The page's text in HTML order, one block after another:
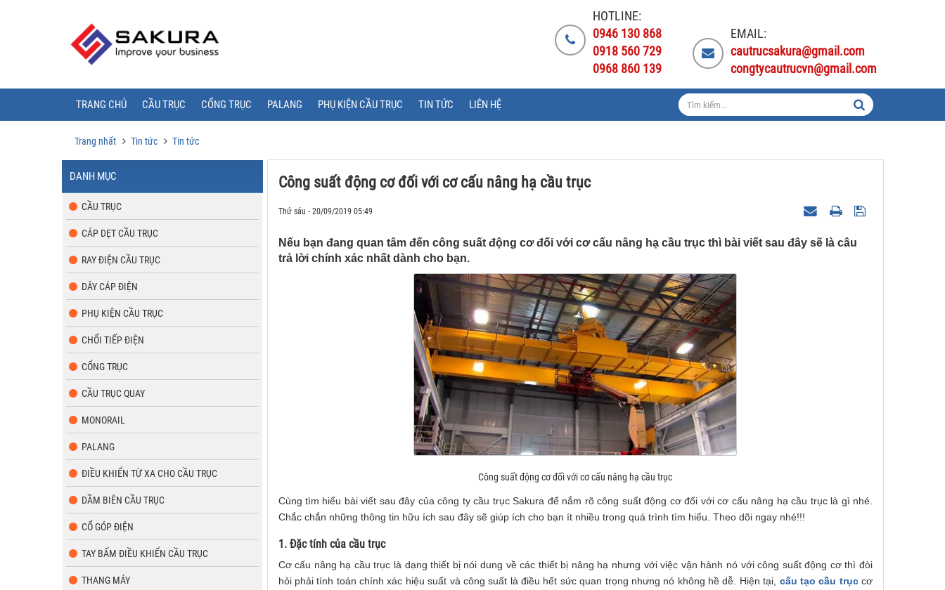
HOTLINE:
0946 130 868
0918 560 729
0968 860 139
EMAIL:
cautrucsakura@gmail.com
congtycautrucvn@gmail.com
TRANG CHỦ CẦU TRỤC CỔNG TRỤC PALANG PHỤ KIỆN CẦU TRỤC TIN TỨC LIÊN HỆ
Trang nhất Tin tức Tin tức
Công suất động cơ đối với cơ cấu nâng hạ cầu trục
Thứ sáu - 20/09/2019 05:49
Nếu bạn đang quan tâm đến công suất động cơ đối với cơ cấu nâng hạ cầu trục thì bài viết sau đây sẽ là câu
trả lời chính xác nhất dành cho bạn.
Công suất động cơ đối với cơ cấu nâng hạ cầu trục
Cùng tìm hiểu bài viết sau đây của công ty cầu trục Sakura để nắm rõ công suất động cơ đối với cơ cấu nâng hạ cầu trục là gì nhé.
Chắc chắn những thông tin hữu ích sau đây sẽ giúp ích cho bạn ít nhiều trong quá trình tìm hiểu. Theo dõi ngay nhé!!!
1. Đặc tính của cầu trục
Cơ cấu nâng hạ cầu trục là dạng thiết bị nói dung về các thiết bị nâng hạ nhưng với việc vận hành nó với công suất động cơ thì đòi
hỏi phải tính toán chính xác hiệu suất và công suất là điều hết sức quan trọng nhưng nó không hề dễ. Hiện tại, cấu tạo cầu trục cơ
DANH MỤC
CẦU TRỤC
CÁP DẸT CẦU TRỤC
RAY ĐIỆN CẦU TRỤC
DÂY CÁP ĐIỆN
PHỤ KIỆN CẦU TRỤC
CHỔI TIẾP ĐIỆN
CỔNG TRỤC
CẦU TRỤC QUAY
MONORAIL
PALANG
ĐIỀU KHIỂN TỪ XA CHO CẦU TRỤC
DẦM BIÊN CẦU TRỤC
CỔ GÓP ĐIỆN
TAY BẤM ĐIỀU KHIỂN CẦU TRỤC
THANG MÁY